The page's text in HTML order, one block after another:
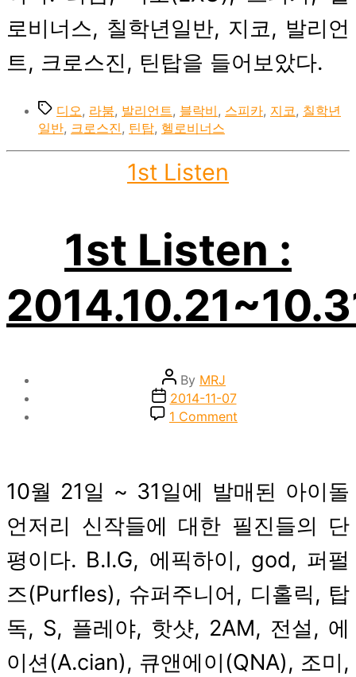
로비너스, 칠학년일반, 지코, 발리언
트, 크로스진, 틴탑을 들어보았다.
Tags디오 , 라붐, 발리언트 , 블락비 , 스피카, 지코 , 칠학년
일반, 크로스진 , 틴탑, 헬로비너스
Categories
1st Listen
1st Listen :
Post
author
By MRJ
Post
date
2014-11-07
1 Comment
10월 21일 ~ 31일에 발매된 아이돌
언저리 신작들에 대한 필진들의 단
평이다. B.I.G, 에픽하이, god, 퍼펄
즈(Purfles), 슈퍼주니어, 디홀릭, 탑
독, S, 플레야, 핫샷, 2AM, 전설, 에
이션(A.cian), 큐앤에이(QNA), 조미,